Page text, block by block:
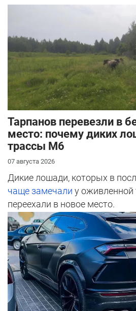
Тарпанов перевезли в
место: почему диких
трассы М6
07 августа 2026
Дикие лошади, которых в
чаще замечали у
переехали в новое место.